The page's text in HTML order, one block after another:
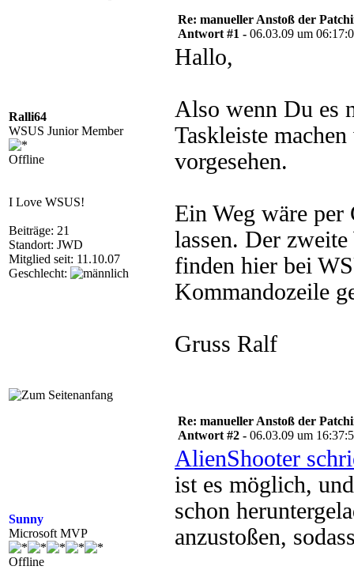
Ralli64
WSUS Junior Member
Offline
I Love WSUS!
Beiträge: 21
Standort: JWD
Mitglied seit: 11.10.07
Geschlecht:
Re: manueller Anstoß der
Antwort #1 - 06.03.09 um
Hallo,
Also wenn Du es
Taskleiste
vorgesehen.
Ein Weg wäre per
lassen. Der
finden hier bei
Kommandozeile
Gruss Ralf
Sunny
Microsoft MVP
Offline
Re: manueller Anstoß der
Antwort #2 - 06.03.09 um
AlienShooter
ist es möglich,
schon
anzustoßen,